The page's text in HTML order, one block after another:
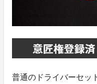
普通のドライバーセッ